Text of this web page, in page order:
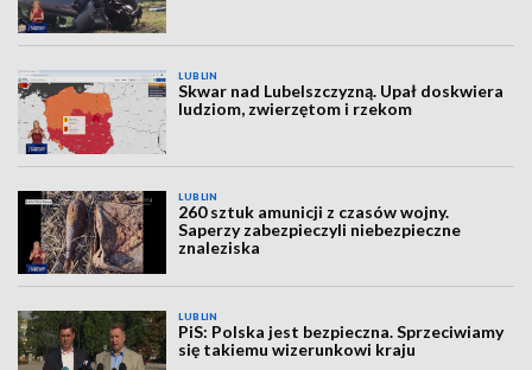
LUBLIN
Skwar nad Lubelszczyzną. Upał doskwiera
ludziom, zwierzętom i rzekom
LUBLIN
260 sztuk amunicji z czasów wojny.
Saperzy zabezpieczyli niebezpieczne
znaleziska
LUBLIN
PiS: Polska jest bezpieczna. Sprzeciwiamy
się takiemu wizerunkowi kraju